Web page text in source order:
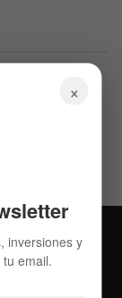
×
inversiones y
email.